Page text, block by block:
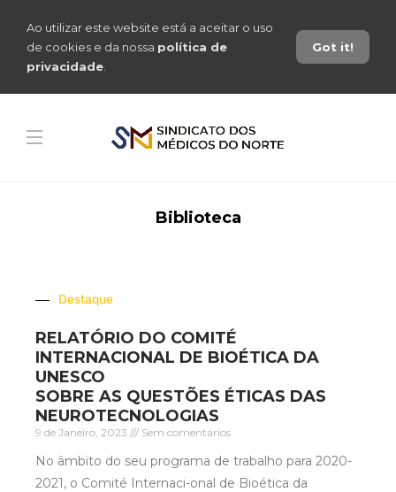
Ao utilizar este website está a aceitar o uso
de cookies e da nossa política de
privacidade
Got it!
Biblioteca
Destaque
RELATÓRIO DO COMITÉ
INTERNACIONAL DE BIOÉTICA DA
UNESCO
SOBRE AS QUESTÕES ÉTICAS DAS
NEUROTECNOLOGIAS
9 de Janeiro, 2023 Sem comentários
No âmbito do seu programa de trabalho para 2020-
2021, o Comité Internaci-onal de Bioética da